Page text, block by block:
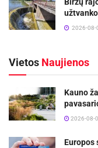
2026-08-
Vietos Naujienos
Kauno
2026-08-
Europos